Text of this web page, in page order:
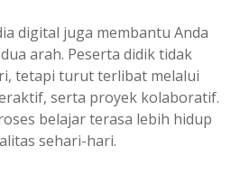
digital juga membantu Anda
arah. Peserta didik tidak
tetapi turut terlibat melalui
serta proyek kolaboratif.
belajar terasa lebih hidup
sehari-hari.